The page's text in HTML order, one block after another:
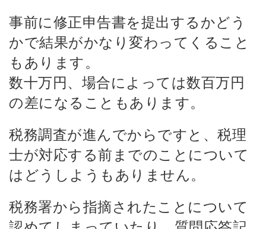
事前に修正申告書を提出するかどう
かで結果がかなり変わってくること
もあります。
数十万円、場合によっては数百万円
の差になることもあります。
税務調査が進んでからですと、税理
士が対応する前までのことについて
はどうしようもありません。
税務署から指摘されたことについて